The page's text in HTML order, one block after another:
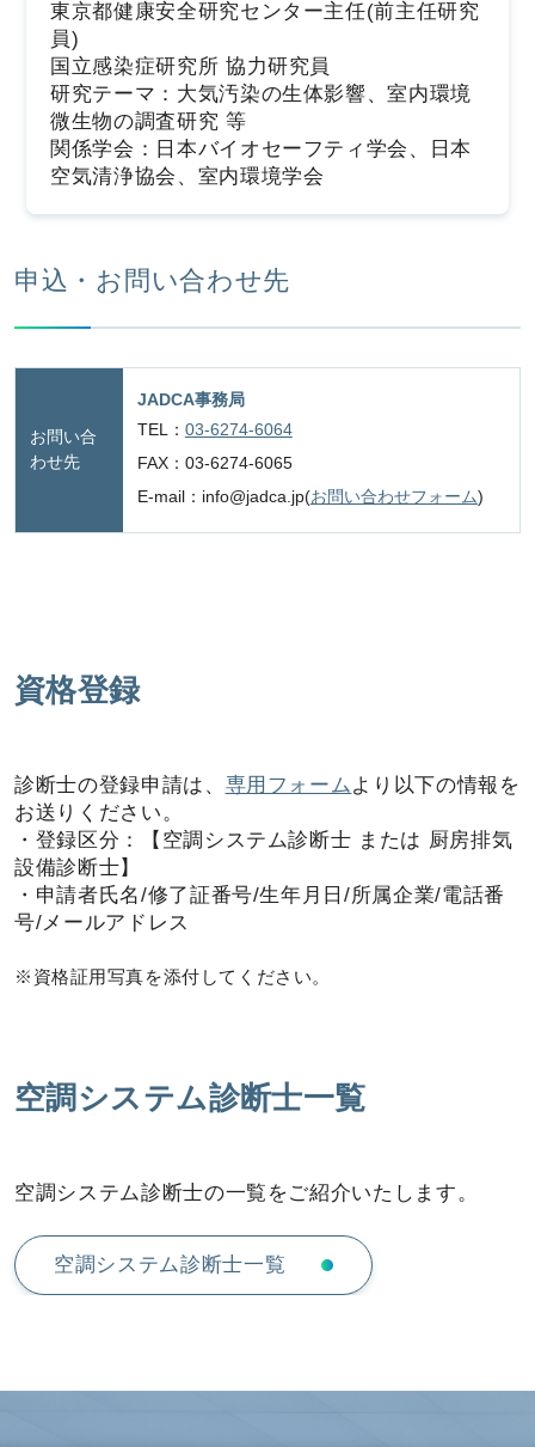
東京都健康安全研究センター主任(前主任研究
員)
国立感染症研究所 協力研究員
研究テーマ：大気汚染の生体影響、室内環境
微生物の調査研究 等
関係学会：日本バイオセーフティ学会、日本
空気清浄協会、室内環境学会
申込・お問い合わせ先
お問い合
わせ先
JADCA事務局
TEL： 03-6274-6064
FAX：03-6274-6065
E-mail：info@jadca.jp(お問い合わせフォーム)
資格登録
診断士の登録申請は、 専用フォーム より以下の情報を
お送りください。
・登録区分：【空調システム診断士 または 厨房排気
設備診断士】
・申請者氏名/修了証番号/生年月日/所属企業/電話番
号/メールアドレス
※資格証用写真を添付してください。
空調システム診断士一覧
空調システム診断士の一覧をご紹介いたします。
空調システム診断士一覧